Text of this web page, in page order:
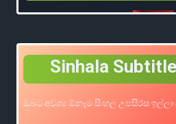
Sinhala
ඔබට අවශ්‍ය ඕනෑම සිංහල උපසිරස ඉල්ලා